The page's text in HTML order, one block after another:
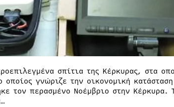
σπίτια της Κέρκυρας, στα
γνώριζε την οικονομική
τον περασμένο Νοέμβριο στην Κέρκυρα.